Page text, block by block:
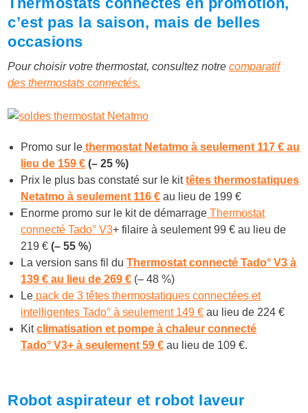
c’est pas la saison, mais de belles
occasions
Pour choisir votre thermostat, consultez notrecomparatif
des thermostats connectés.
Promo sur le thermostat Netatmo à seulement 117 € au
lieu de 159 € (– 25 %)
Prix le plus bas constaté sur le kittêtes thermostatiques
Netatmo à seulement 116 € au lieu de 199 €
Enorme promo sur le kit de démarrage Thermostat
connecté Tado° V3+ filaire à seulement 99 € au lieu de
219 €(– 55 %)
La version sans fil duThermostat connecté Tado° V3 à
139 € au lieu de 269 € (– 48 %)
Le pack de 3 têtes thermostatiques connectées et
intelligentes Tado° à seulement 149 € au lieu de 224 €
Kitclimatisation et pompe à chaleur connecté
Tado° V3+ à seulement 59 € au lieu de 109 €.
Robot aspirateur et robot laveur